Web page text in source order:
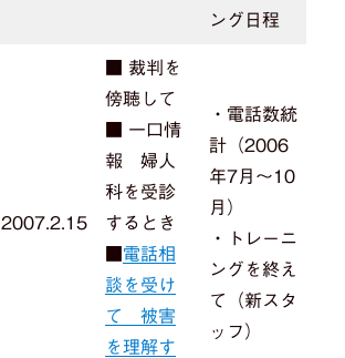
ング日程
2007.2.15
■ 裁判を
傍聴して
■ 一口情
報 婦人
科を受診
するとき
電話相
談を受け
て 被害
を理解す
・電話数統
計（2006
年7月～10
月）
・トレーニ
ングを終え
て（新スタ
ッフ）